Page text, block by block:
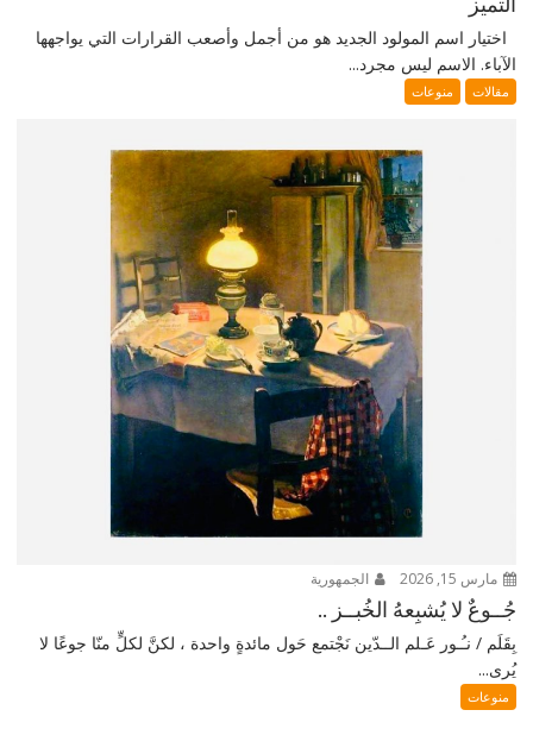
اختيار اسم المولود الجديد هو من أجمل وأصعب القرارات التي يواجهها
الآباء. الاسم ليس مجرد...
مقالات منوعات
مارس 15, 2026 الجمهورية
جُــوعٌ لا يُشبِعهُ الخُبــز ..
بِقَلَم / نـُـور عَـلم الــدّين نَجْتمع حَول مائدةٍ واحدة ، لكنَّ لكلٍّ منّا جوعًا لا
يُرى...
منوعات